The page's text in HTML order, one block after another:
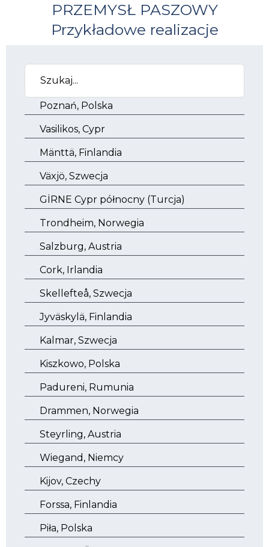
PRZEMYSŁ PASZOWY
Przykładowe realizacje
Poznań, Polska
Vasilikos, Cypr
Mänttä, Finlandia
Växjö, Szwecja
GİRNE Cypr północny (Turcja)
Trondheim, Norwegia
Salzburg, Austria
Cork, Irlandia
Skellefteå, Szwecja
Jyväskylä, Finlandia
Kalmar, Szwecja
Kiszkowo, Polska
Padureni, Rumunia
Drammen, Norwegia
Steyrling, Austria
Wiegand, Niemcy
Kijov, Czechy
Forssa, Finlandia
Piła, Polska